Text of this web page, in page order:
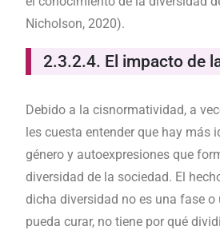
Nicholson, 2020).
2.3.2.4. El impacto de
Debido a la cisnormatividad, a
les cuesta entender que hay más
género y autoexpresiones que
diversidad de la sociedad. El
dicha diversidad no es una fase o
pueda curar, no tiene por qué